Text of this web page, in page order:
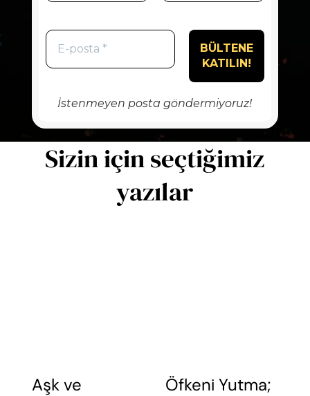
İstenmeyen posta göndermiyoruz!
Sizin için seçtiğimiz
yazılar
Aşk ve
Öfkeni Yutma;